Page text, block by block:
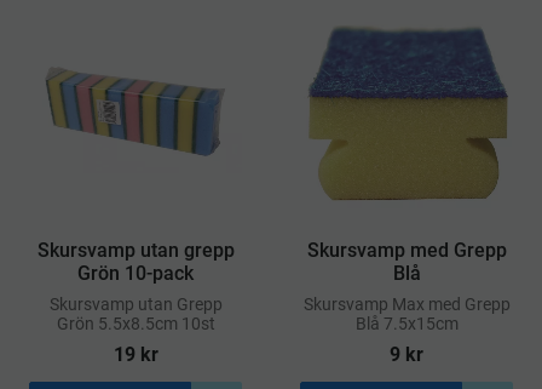
Skursvamp utan grepp
Grön 10-pack
Skursvamp utan Grepp
Grön 5.5x8.5cm 10st
19kr
Skursvamp med Grepp
Blå
​Skursvamp Max med Grepp
Blå 7.5x15cm
9 kr